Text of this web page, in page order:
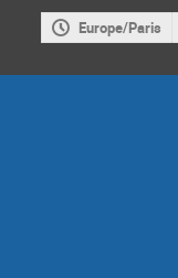
Europe/Paris